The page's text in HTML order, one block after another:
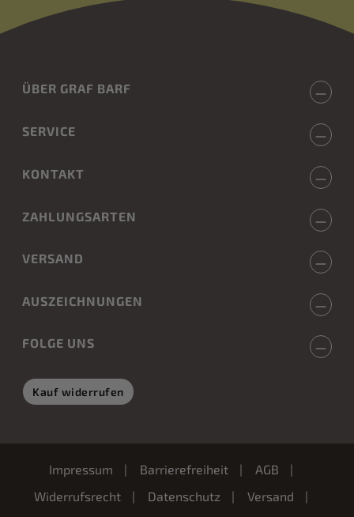
ÜBER GRAF BARF
SERVICE
KONTAKT
ZAHLUNGSARTEN
VERSAND
AUSZEICHNUNGEN
FOLGE UNS
Kauf widerrufen
Impressum Barrierefreiheit
AGB
Widerrufsrecht
Datenschutz
Versand